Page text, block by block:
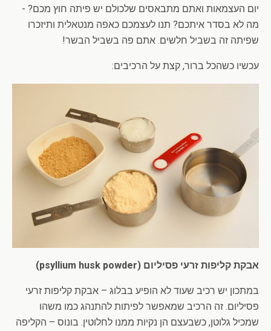
יום העצמאות ואתם מתבאסים שלכולם יש פיתה חוץ מכם? -
מה לא בסדר איתכם? תנו לעצמכם כאפה מנטאלית ותיזכרו
שפיתה זה בשביל חלשים. אתם פה בשביל הבשר!
עכשיו כשהכל ברור, קצת על הרכיבים:
אבקת קליפות זרעי פסיליום (psyllium husk powder)
במתכון יש רכיב שעוד לא הופיע בבלוג – אבקת קליפות זרעי
פסיליום. זה הרכיב שמאפשר לפיתות להתנהג כמו משהו
שמכיל גלוטן, כשבעצם הן נקיות ממנו לחלוטין. בונוס – הקליפה